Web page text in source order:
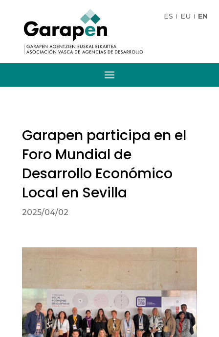
ES EU EN
Garapen participa en el
Foro Mundial de
Desarrollo Económico
Local en Sevilla
2025/04/02